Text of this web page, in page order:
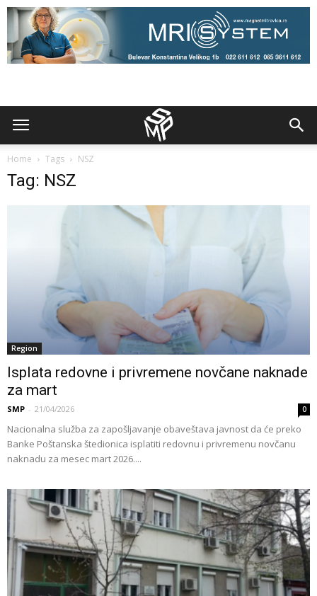
Home Tags NSZ
Tag: NSZ
Region
Isplata redovne i privremene novčane naknade
za mart
SMP - 21/04/2026 0
Nacionalna služba za zapošljavanje obaveštava javnost da će preko
Banke Poštanska štedionica isplatiti redovnu i privremenu novčanu
naknadu za mesec mart 2026....